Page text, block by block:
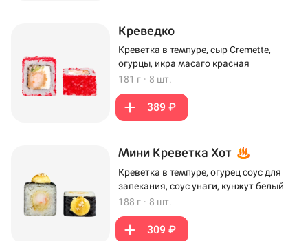
Креведко
Креветка в темпуре, сыр Cremette,
огурцы, икра масаго красная
181 г · 8 шт.
389 ₽
Мини Креветка Хот
Креветка в темпуре, огурец соус для
запекания, соус унаги, кунжут белый
188 г · 8 шт.
309 ₽